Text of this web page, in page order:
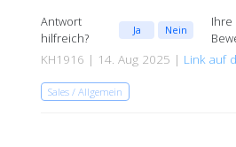
Antwort
hilfreich?
Ja Nein
Ihre
KH1916 | 14. Aug 2025 | Link auf
Sales / Allgemein